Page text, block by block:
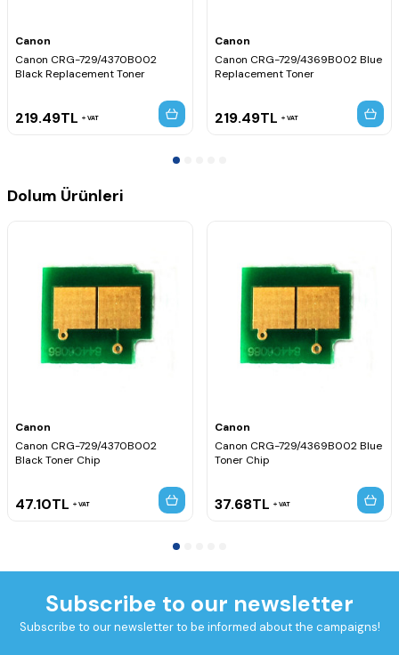
Canon
Canon CRG-729/4370B002
Black Replacement Toner
219.49TL VAT
Canon
Canon CRG-729/4369B002 Blue
Replacement Toner
219.49TL VAT
Dolum Ürünleri
Canon
Canon CRG-729/4370B002
Black Toner Chip
47.10TL VAT
Canon
Canon CRG-729/4369B002 Blue
Toner Chip
37.68TL VAT
Subscribe to our newsletter
Subscribe to our newsletter to be informed about the campaigns!